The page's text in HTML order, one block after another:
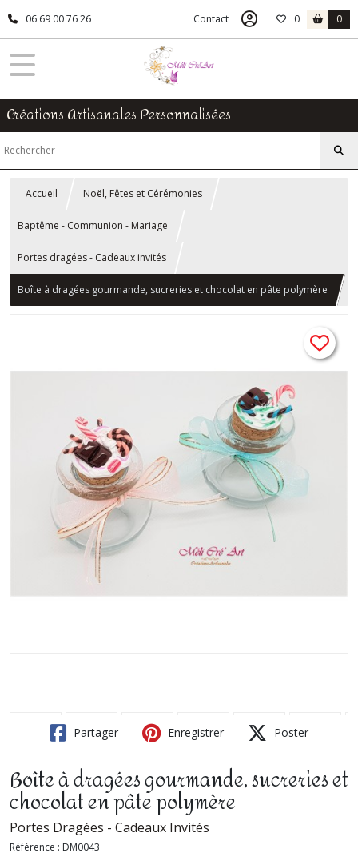
06 69 00 76 26 Contact 0 0
Créations Artisanales Personnalisées
Accueil Noël, Fêtes et Cérémonies
Baptême - Communion - Mariage
Portes dragées - Cadeaux invités
Boîte à dragées gourmande, sucreries et chocolat en pâte polymère
Partager Enregistrer Poster
Boîte à dragées gourmande, sucreries et
chocolat en pâte polymère
Portes Dragées - Cadeaux Invités
Référence : DM0043